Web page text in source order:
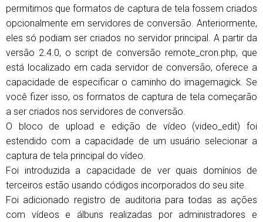
permitimos que formatos de captura de tela fossem criados
opcionalmente em servidores de conversão. Anteriormente,
eles só podiam ser criados no servidor principal. A partir da
versão 2.4.0, o script de conversão remote_cron.php, que
está localizado em cada servidor de conversão, oferece a
capacidade de especificar o caminho do imagemagick. Se
você fizer isso, os formatos de captura de tela começarão
a ser criados nos servidores de conversão.
O bloco de upload e edição de vídeo (video_edit) foi
estendido com a capacidade de um usuário selecionar a
captura de tela principal do vídeo.
Foi introduzida a capacidade de ver quais domínios de
terceiros estão usando códigos incorporados do seu site.
Foi adicionado registro de auditoria para todas as ações
com vídeos e álbuns realizadas por administradores e